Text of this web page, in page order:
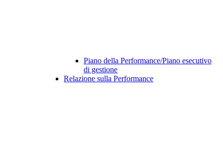
Piano della Performance/Piano esecutivo
di gestione
Relazione sulla Performance